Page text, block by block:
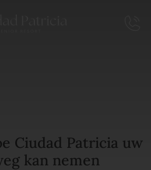
Ciudad Patricia uw
kan nemen